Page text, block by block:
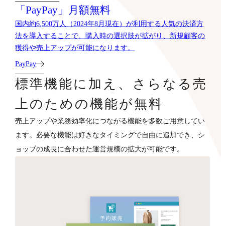
「PayPay」月額無料
国内約6,500万人（2024年8月現在）が利用する人気の決済方
法を導入することで、購入時の選択肢が拡がり、新規顧客の
獲得や売上アップが可能になります。
PayPay
標準機能に加え、さらなる売
上のための機能が無料
売上アップや業務効率化につながる機能を多数ご用意してい
ます。必要な機能は好きなタイミングで自由に追加でき、シ
ョップの成長に合わせた運営規模の拡大が可能です。